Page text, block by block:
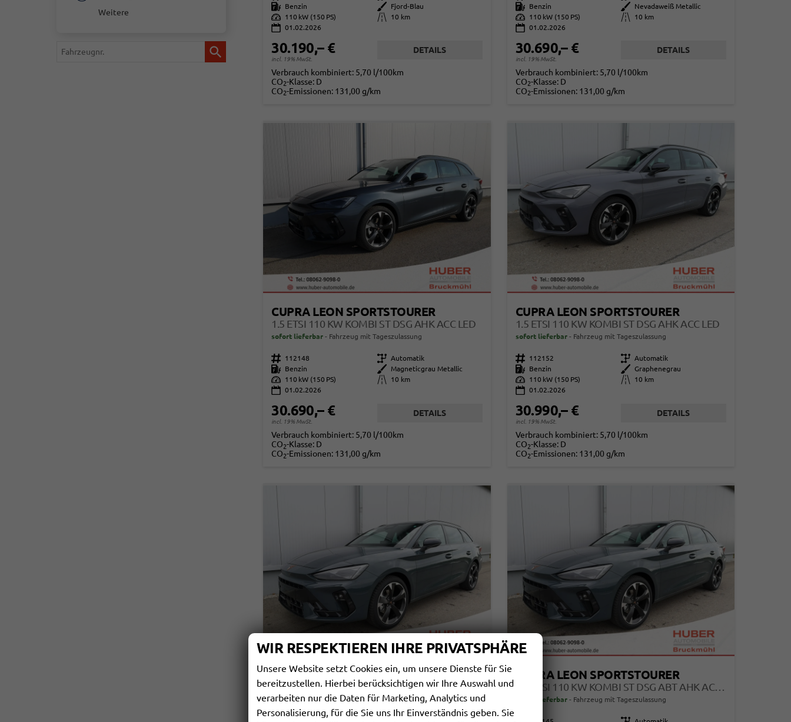
Kraftstoff
Benzin Außenfarbe
Fjord-Blau
Leistung
110 kW (150 PS) Kilometerstand
10 km
01.02.2026
30.190,– €
incl. 19% MwSt.
DETAILS
Verbrauch kombiniert: 5,70 l/100km
CO2-Klasse: D
CO2-Emissionen: 131,00 g/km
Kraftstoff
Benzin Außenfarbe
Nevadaweiß Metallic
Leistung
110 kW (150 PS) Kilometerstand
10 km
01.02.2026
30.690,– €
incl. 19% MwSt.
DETAILS
Verbrauch kombiniert: 5,70 l/100km
CO2-Klasse: D
CO2-Emissionen: 131,00 g/km
CUPRA LEON SPORTSTOURER
1.5 ETSI 110 KW KOMBI ST DSG AHK ACC LED
sofort lieferbar Fahrzeug mit Tageszulassung
Fahrzeugnr. 112148 Getriebe Automatik
Kraftstoff
Benzin Außenfarbe
Magneticgrau Metallic
Leistung
110 kW (150 PS) Kilometerstand
10 km
01.02.2026
30.690,– €
incl. 19% MwSt.
DETAILS
Verbrauch kombiniert: 5,70 l/100km
CO2-Klasse: D
CO2-Emissionen: 131,00 g/km
CUPRA LEON SPORTSTOURER
1.5 ETSI 110 KW KOMBI ST DSG AHK ACC LED
sofort lieferbar Fahrzeug mit Tageszulassung
Fahrzeugnr. 112152 Getriebe Automatik
Kraftstoff
Benzin Außenfarbe
Graphenegrau
Leistung
110 kW (150 PS) Kilometerstand
10 km
01.02.2026
30.990,– €
incl. 19% MwSt.
DETAILS
Verbrauch kombiniert: 5,70 l/100km
CO2-Klasse: D
CO2-Emissionen: 131,00 g/km
CUPRA LEON SPORTSTOURER
1.5 ETSI 110 KW KOMBI ST DSG EDGE AHK ACC LED
sofort lieferbar Fahrzeug mit Tageszulassung
CUPRA LEON SPORTSTOURER
1.5 ETSI 110 KW KOMBI ST DSG ABT AHK ACC LED
sofort lieferbar Fahrzeug mit Tageszulassung
Weitere
Fahrzeugnr.
WIR RESPEKTIEREN IHRE PRIVATSPHÄRE
Unsere Website setzt Cookies ein, um unsere Dienste für Sie
bereitzustellen. Hierbei berücksichtigen wir Ihre Auswahl und
verarbeiten nur die Daten für Marketing, Analytics und
Personalisierung, für die Sie uns Ihr Einverständnis geben. Sie